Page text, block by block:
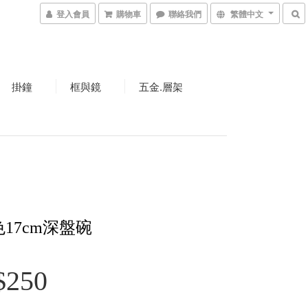
登入會員 購物車 聯絡我們 繁體中文
掛鐘 框與鏡
五金.層架
17cm深盤碗